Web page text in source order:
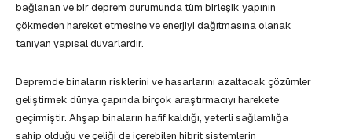
bağlanan ve bir deprem durumunda tüm birleşik yapının
çökmeden hareket etmesine ve enerjiyi dağıtmasına olanak
tanıyan yapısal duvarlardır.
Depremde binaların risklerini ve hasarlarını azaltacak çözümler
geliştirmek dünya çapında birçok araştırmacıyı harekete
geçirmiştir. Ahşap binaların hafif kaldığı, yeterli sağlamlığa
sahip olduğu ve çeliği de içerebilen hibrit sistemlerin